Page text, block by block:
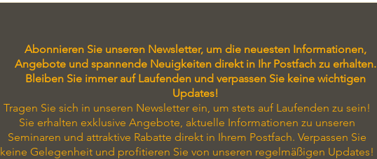
Abonnieren Sie unseren Newsletter, um die neuesten Informationen,
Angebote und spannende Neuigkeiten direkt in Ihr Postfach zu erhalten.
Bleiben Sie immer auf Laufenden und verpassen Sie keine wichtigen
Updates!
Tragen Sie sich in unseren Newsletter ein, um stets auf Laufenden zu sein!
Sie erhalten exklusive Angebote, aktuelle Informationen zu unseren
Seminaren und attraktive Rabatte direkt in Ihrem Postfach. Verpassen Sie
keine Gelegenheit und profitieren Sie von unseren regelmäßigen Updates!